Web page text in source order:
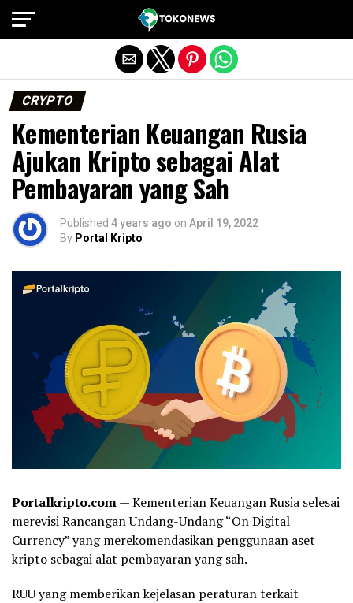
CRYPTO
Kementerian Keuangan Rusia
Ajukan Kripto sebagai Alat
Pembayaran yang Sah
Published 4 years ago on April 19, 2022
By Portal Kripto
Portalkripto.com— Kementerian Keuangan Rusia selesai
merevisi Rancangan Undang-Undang “On Digital
Currency” yang merekomendasikan penggunaan aset
kripto sebagai alat pembayaran yang sah.
RUU yang memberikan kejelasan peraturan terkait
Exit mobile version